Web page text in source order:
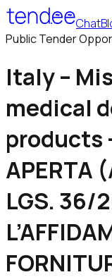
Chat
Public Tender
Italy –
medical
products
APERTA
LGS. 36/